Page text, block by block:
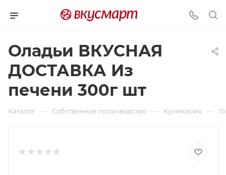
Оладьи ВКУСНАЯ
ДОСТАВКА Из
печени 300г шт
Каталог — Собственное производство — Кулинария —